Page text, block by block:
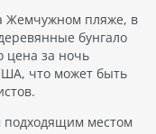
Жемчужном пляже, в
бунгало
цена за ночь
что может быть
местом